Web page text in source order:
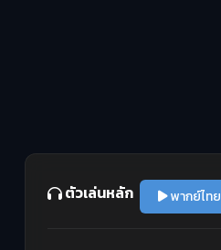
ตัวเล่นหลัก พากย์ไทย